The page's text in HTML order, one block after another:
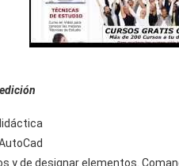
y de designar elementos.